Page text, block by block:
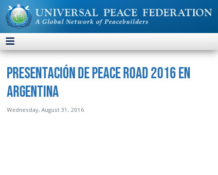
Presentación de Peace Road 2016 en
Argentina
Wednesday, August 31, 2016